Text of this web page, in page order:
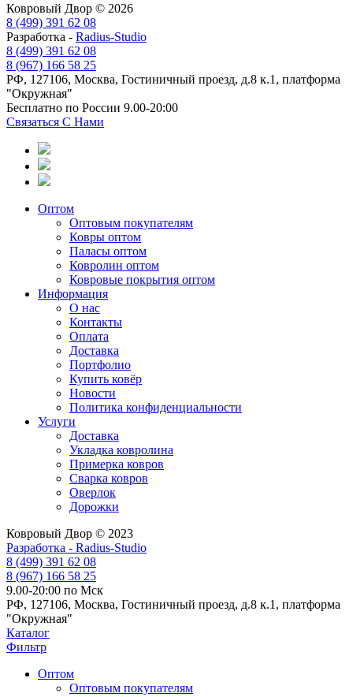
Ковровый Двор © 2026
8 (499) 391 62 08
Разработка - Radius-Studio
8 (499) 391 62 08
8 (967) 166 58 25
РФ, 127106, Москва, Гостиничный проезд, д.8 к.1, платформа
"Окружная"
Бесплатно по России 9.00-20:00
Связаться С Нами
Оптом
Оптовым покупателям
Ковры оптом
Паласы оптом
Ковролин оптом
Ковровые покрытия оптом
Информация
О нас
Контакты
Оплата
Доставка
Портфолио
Купить ковёр
Новости
Политика конфиденциальности
Услуги
Доставка
Укладка ковролина
Примерка ковров
Сварка ковров
Оверлок
Дорожки
Ковровый Двор © 2023
Разработка - Radius-Studio
8 (499) 391 62 08
8 (967) 166 58 25
9.00-20:00 по Мск
РФ, 127106, Москва, Гостиничный проезд, д.8 к.1, платформа
"Окружная"
Каталог
Фильтр
Оптом
Оптовым покупателям